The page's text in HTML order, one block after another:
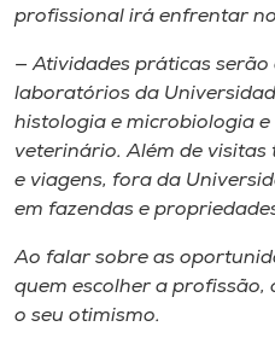
profissional irá enfrentar
— Atividades práticas serão
laboratórios da
histologia e microbiologia
veterinário. Além de
e viagens, fora da
em fazendas e
Ao falar sobre as
quem escolher a
o seu otimismo.